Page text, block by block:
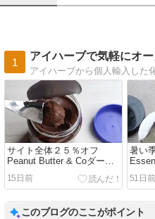
1
アイハーブで気軽にオ
サイト全体２５％オフ
Peanut Butter & Coダーク
チョコレートドリームズ
15日前
暑い
シャ
51日前
このブログのここがポイント